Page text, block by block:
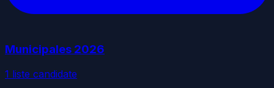
Municipales 2026
1 liste candidate